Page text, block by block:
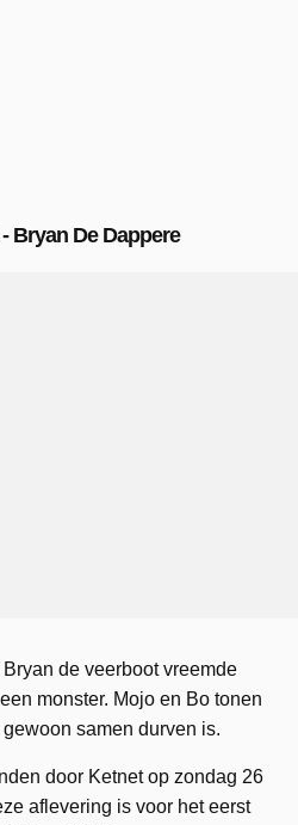
Bryan De Dappere
de veerboot vreemde
monster. Mojo en Bo tonen
samen durven is.
door Ketnet op zondag 26
aflevering is voor het eerst